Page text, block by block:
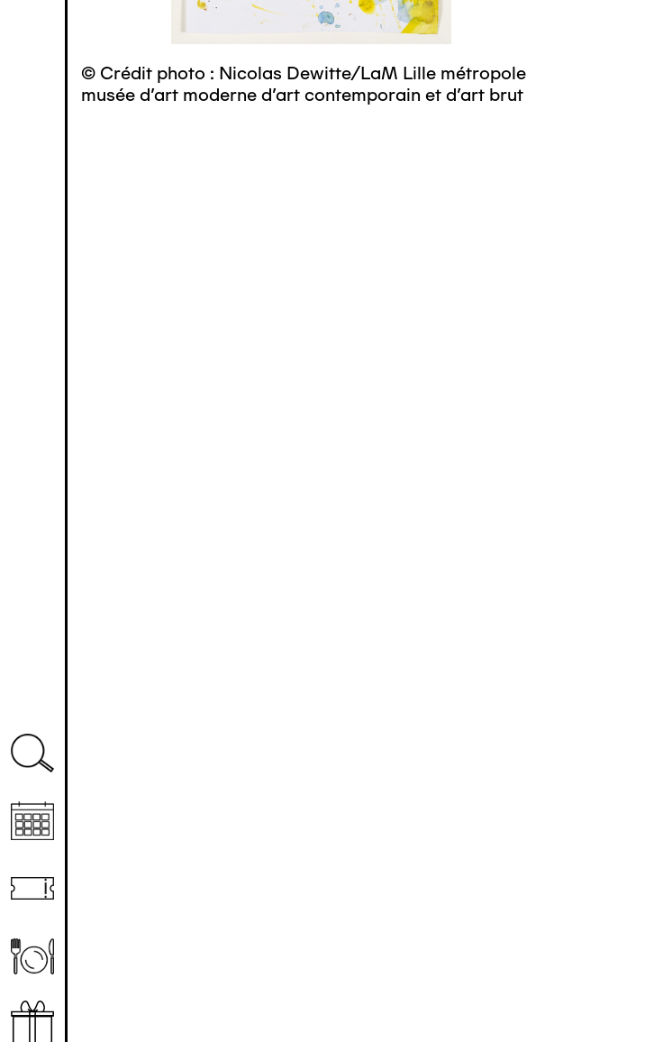
© Crédit photo : Nicolas Dewitte/LaM Lille métropole
musée d’art moderne d’art contemporain et d’art brut